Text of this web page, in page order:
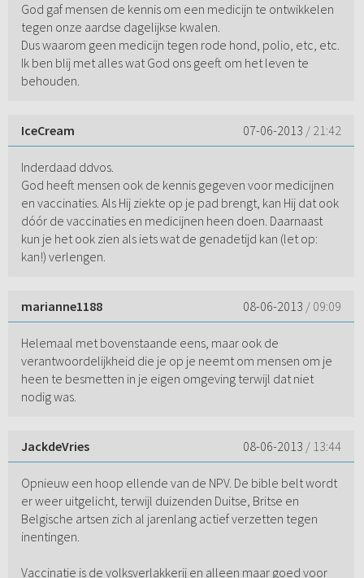
God gaf mensen de kennis om een medicijn te ontwikkelen
tegen onze aardse dagelijkse kwalen.
Dus waarom geen medicijn tegen rode hond, polio, etc, etc.
Ik ben blij met alles wat God ons geeft om het leven te
behouden.
IceCream 07-06-2013 / 21:42
Inderdaad ddvos.
God heeft mensen ook de kennis gegeven voor medicijnen
en vaccinaties. Als Hij ziekte op je pad brengt, kan Hij dat ook
dóór de vaccinaties en medicijnen heen doen. Daarnaast
kun je het ook zien als iets wat de genadetijd kan (let op:
kan!) verlengen.
marianne1188 08-06-2013 / 09:09
Helemaal met bovenstaande eens, maar ook de
verantwoordelijkheid die je op je neemt om mensen om je
heen te besmetten in je eigen omgeving terwijl dat niet
nodig was.
JackdeVries 08-06-2013 / 13:44
Opnieuw een hoop ellende van de NPV. De bible belt wordt
er weer uitgelicht, terwijl duizenden Duitse, Britse en
Belgische artsen zich al jarenlang actief verzetten tegen
inentingen.
Vaccinatie is de volksverlakkerij en alleen maar goed voor